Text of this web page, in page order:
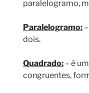
paralelogramo,
Paralelogramo:
dois.
Quadrado: – é
congruentes,